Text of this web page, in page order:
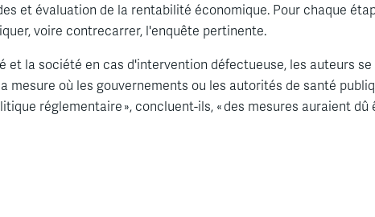
et évaluation de la rentabilité économique. Pour chaque
voire contrecarrer, l'enquête pertinente.
et la société en cas d'intervention défectueuse, les auteurs
mesure où les gouvernements ou les autorités de santé
réglementaire », concluent-ils, « des mesures auraient